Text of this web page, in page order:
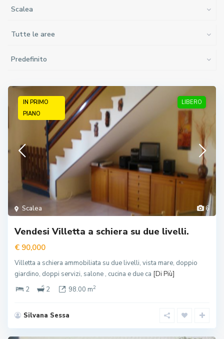
Scalea
Tutte le aree
Predefinito
6
Scalea
IN PRIMO
PIANO
LIBERO
Vendesi Villetta a schiera su due livelli.
€ 90,000
Villetta a schiera ammobiliata su due livelli, vista mare, doppio
giardino, doppi servizi, salone , cucina e due ca [Di Più]
2
2 98.00 m2
Silvana Sessa